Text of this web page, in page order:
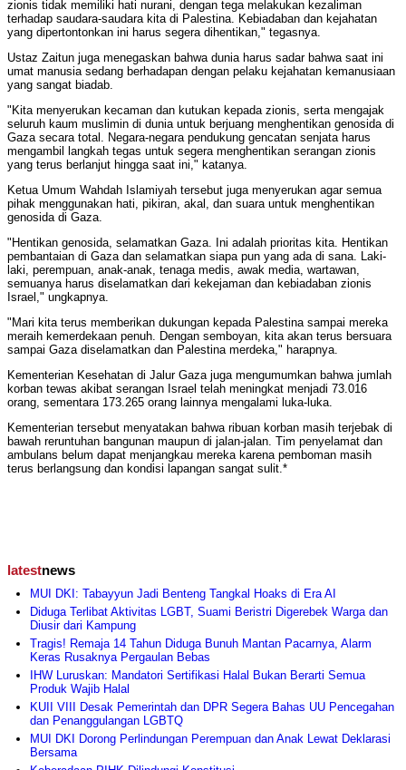
zionis tidak memiliki hati nurani, dengan tega melakukan kezaliman
terhadap saudara-saudara kita di Palestina. Kebiadaban dan kejahatan
yang dipertontonkan ini harus segera dihentikan," tegasnya.
Ustaz Zaitun juga menegaskan bahwa dunia harus sadar bahwa saat ini
umat manusia sedang berhadapan dengan pelaku kejahatan kemanusiaan
yang sangat biadab.
"Kita menyerukan kecaman dan kutukan kepada zionis, serta mengajak
seluruh kaum muslimin di dunia untuk berjuang menghentikan genosida di
Gaza secara total. Negara-negara pendukung gencatan senjata harus
mengambil langkah tegas untuk segera menghentikan serangan zionis
yang terus berlanjut hingga saat ini," katanya.
Ketua Umum Wahdah Islamiyah tersebut juga menyerukan agar semua
pihak menggunakan hati, pikiran, akal, dan suara untuk menghentikan
genosida di Gaza.
"Hentikan genosida, selamatkan Gaza. Ini adalah prioritas kita. Hentikan
pembantaian di Gaza dan selamatkan siapa pun yang ada di sana. Laki-
laki, perempuan, anak-anak, tenaga medis, awak media, wartawan,
semuanya harus diselamatkan dari kekejaman dan kebiadaban zionis
Israel," ungkapnya.
"Mari kita terus memberikan dukungan kepada Palestina sampai mereka
meraih kemerdekaan penuh. Dengan semboyan, kita akan terus bersuara
sampai Gaza diselamatkan dan Palestina merdeka," harapnya.
Kementerian Kesehatan di Jalur Gaza juga mengumumkan bahwa jumlah
korban tewas akibat serangan Israel telah meningkat menjadi 73.016
orang, sementara 173.265 orang lainnya mengalami luka-luka.
Kementerian tersebut menyatakan bahwa ribuan korban masih terjebak di
bawah reruntuhan bangunan maupun di jalan-jalan. Tim penyelamat dan
ambulans belum dapat menjangkau mereka karena pemboman masih
terus berlangsung dan kondisi lapangan sangat sulit.*
latestnews
MUI DKI: Tabayyun Jadi Benteng Tangkal Hoaks di Era AI
Diduga Terlibat Aktivitas LGBT, Suami Beristri Digerebek Warga dan
Diusir dari Kampung
Tragis! Remaja 14 Tahun Diduga Bunuh Mantan Pacarnya, Alarm
Keras Rusaknya Pergaulan Bebas
IHW Luruskan: Mandatori Sertifikasi Halal Bukan Berarti Semua
Produk Wajib Halal
KUII VIII Desak Pemerintah dan DPR Segera Bahas UU Pencegahan
dan Penanggulangan LGBTQ
MUI DKI Dorong Perlindungan Perempuan dan Anak Lewat Deklarasi
Bersama